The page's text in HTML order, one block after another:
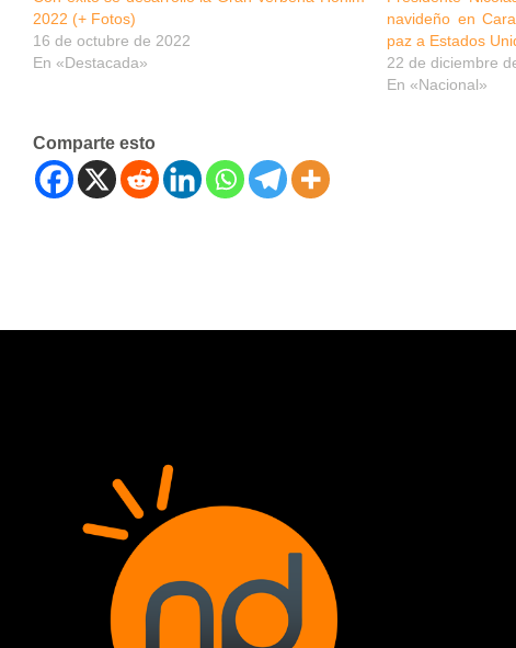
2022 (+ Fotos)
16 de octubre de 2022
En «Destacada»
navideño en
paz a Estados
22 de diciembre
En «Nacional»
Comparte esto